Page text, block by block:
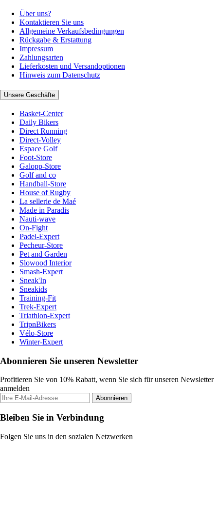
Über uns?
Kontaktieren Sie uns
Allgemeine Verkaufsbedingungen
Rückgabe & Erstattung
Impressum
Zahlungsarten
Lieferkosten und Versandoptionen
Hinweis zum Datenschutz
Unsere Geschäfte
Basket-Center
Daily Bikers
Direct Running
Direct-Volley
Espace Golf
Foot-Store
Galopp-Store
Golf and co
Handball-Store
House of Rugby
La sellerie de Maé
Made in Paradis
Nauti-wave
On-Fight
Padel-Expert
Pecheur-Store
Pet and Garden
Slowood Interior
Smash-Expert
Sneak'In
Sneakids
Training-Fit
Trek-Expert
Triathlon-Expert
TripnBikers
Vélo-Store
Winter-Expert
Abonnieren Sie unseren Newsletter
Profitieren Sie von 10% Rabatt, wenn Sie sich für unseren Newsletter
anmelden
Abonnieren
Bleiben Sie in Verbindung
Folgen Sie uns in den sozialen Netzwerken